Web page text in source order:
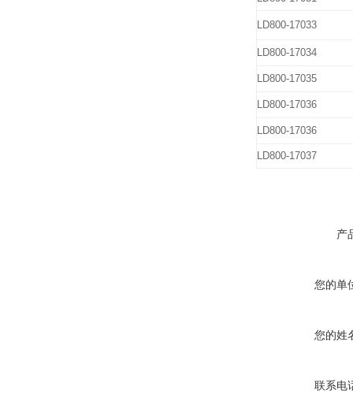
LD800-17033
LD800-17034
LD800-17035
LD800-17036
LD800-17036
LD800-17037
产
您的单
您的姓
联系电